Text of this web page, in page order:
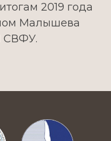
2019 года
Малышева
СВФУ.